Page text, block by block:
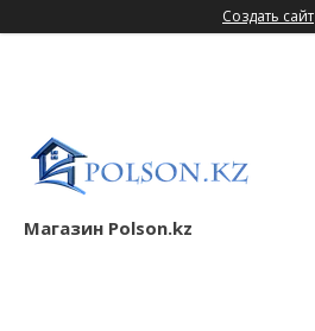
Создать сайт
Магазин Polson.kz